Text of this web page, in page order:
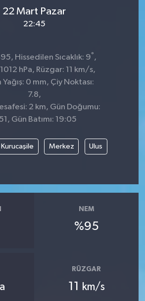
22 Mart Pazar
22:45
Hissedilen Sıcaklık: 9°,
1012 hPa, Rüzgar: 11 km/s,
Yağış: 0 mm, Çiy Noktası:
7.8,
2 km, Gün Doğumu:
Gün Batımı: 19:05
Kurucaşile Merkez Ulus
NEM
%95
RÜZGAR
11 km/s